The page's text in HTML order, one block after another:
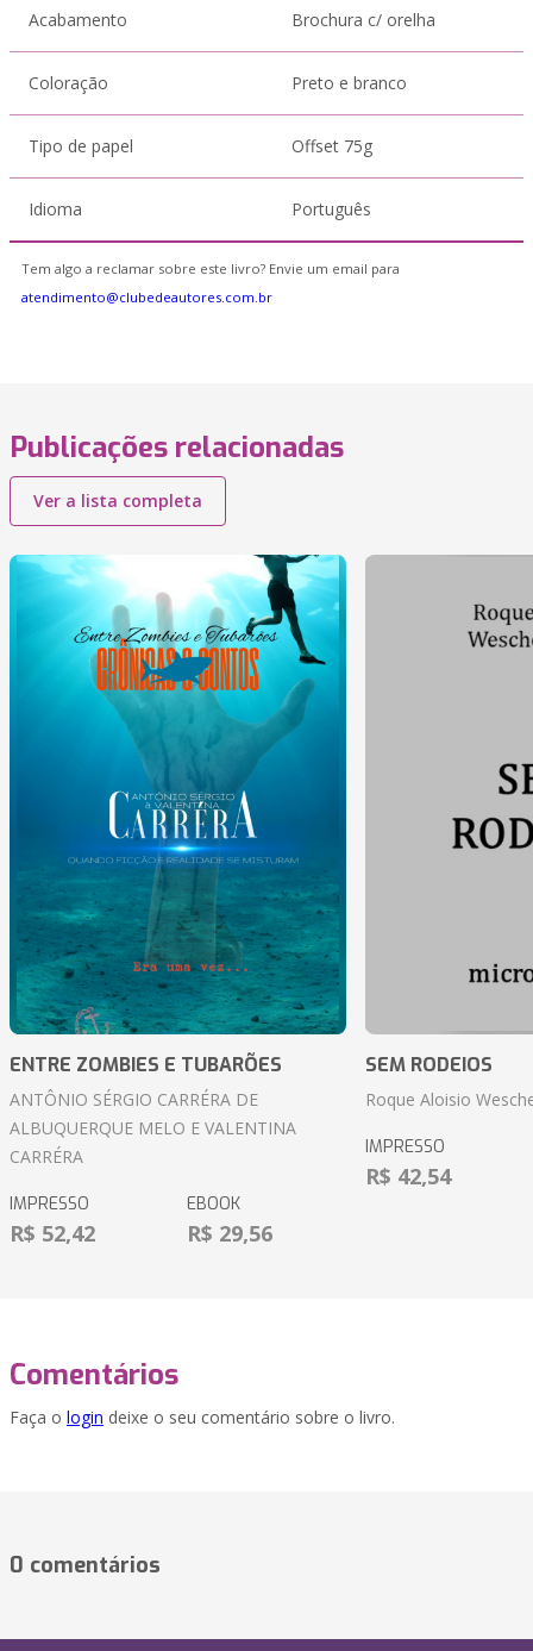
Acabamento Brochura c/ orelha
Coloração Preto e branco
Tipo de papel Offset 75g
Idioma Português
Tem algo a reclamar sobre este livro? Envie um email para
atendimento@clubedeautores.com.br
Publicações relacionadas
Ver a lista completa
ENTRE ZOMBIES E TUBARÕES
ANTÔNIO SÉRGIO CARRÉRA DE
ALBUQUERQUE MELO E VALENTINA
CARRÉRA
IMPRESSO
R$ 52,42
EBOOK
R$ 29,56
SEM RODEIOS
Roque Aloisio
IMPRESSO
R$ 42,54
Comentários
Faça o login deixe o seu comentário sobre o livro.
0 comentários